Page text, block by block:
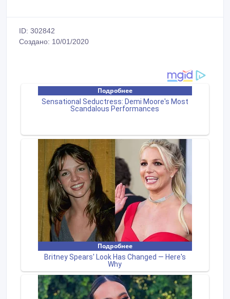
ID: 302842
Создано: 10/01/2020